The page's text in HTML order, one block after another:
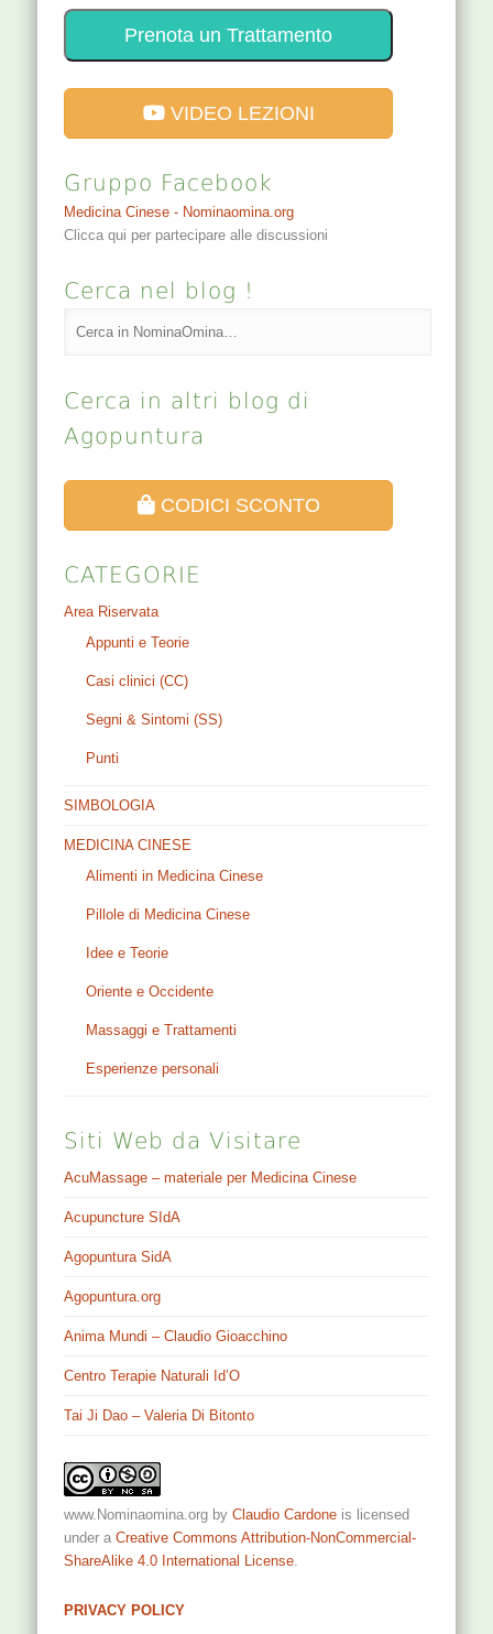
Prenota un Trattamento
VIDEO LEZIONI
Gruppo Facebook
Medicina Cinese - Nominaomina.org
Clicca qui per partecipare alle discussioni
Cerca nel blog !
Cerca in altri blog di
Agopuntura
CODICI SCONTO
CATEGORIE
Area Riservata
Appunti e Teorie
Casi clinici (CC)
Segni & Sintomi (SS)
Punti
SIMBOLOGIA
MEDICINA CINESE
Alimenti in Medicina Cinese
Pillole di Medicina Cinese
Idee e Teorie
Oriente e Occidente
Massaggi e Trattamenti
Esperienze personali
Siti Web da Visitare
AcuMassage – materiale per Medicina Cinese
Acupuncture SIdA
Agopuntura SidA
Agopuntura.org
Anima Mundi – Claudio Gioacchino
Centro Terapie Naturali Id’O
Tai Ji Dao – Valeria Di Bitonto
www.Nominaomina.org byClaudio Cardone is licensed
under aCreative Commons Attribution-NonCommercial-
ShareAlike 4.0 International License.
PRIVACY POLICY